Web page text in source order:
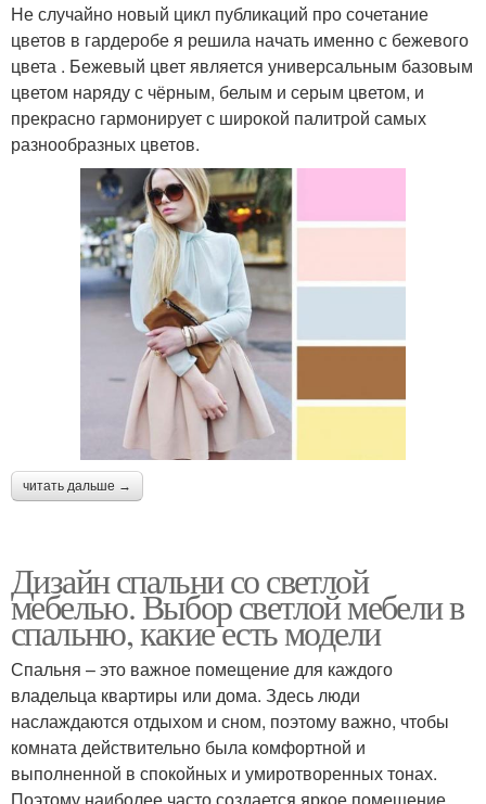
Не случайно новый цикл публикаций про сочетание
цветов в гардеробе я решила начать именно с бежевого
цвета . Бежевый цвет является универсальным базовым
цветом наряду с чёрным, белым и серым цветом, и
прекрасно гармонирует с широкой палитрой самых
разнообразных цветов.
читать дальше →
Дизайн спальни со светлой
мебелью. Выбор светлой мебели в
спальню, какие есть модели
Спальня – это важное помещение для каждого
владельца квартиры или дома. Здесь люди
наслаждаются отдыхом и сном, поэтому важно, чтобы
комната действительно была комфортной и
выполненной в спокойных и умиротворенных тонах.